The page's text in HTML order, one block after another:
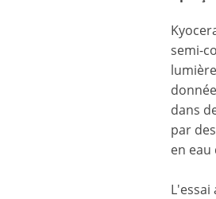
semi-
dans
par
en